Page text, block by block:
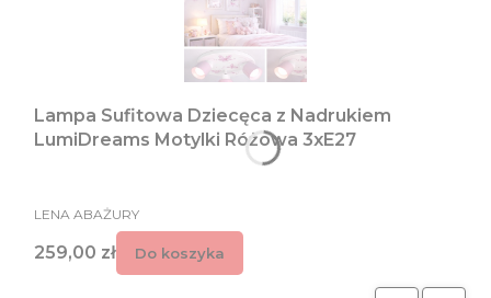
Lampa Sufitowa Dziecęca z Nadrukiem
LumiDreams Motylki Różowa 3xE27
PRODUCENT
LENA ABAŻURY
Cena
259,00 zł Do koszyka